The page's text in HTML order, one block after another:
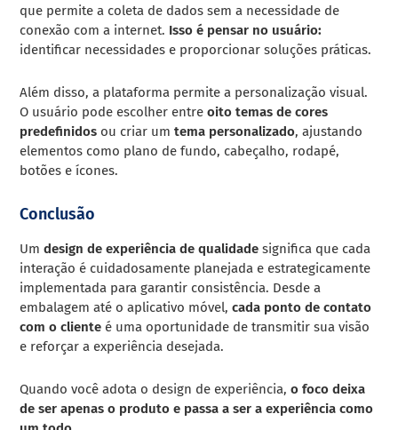
que permite a coleta de dados sem a necessidade de
conexão com a internet. Isso é pensar no usuário:
identificar necessidades e proporcionar soluções práticas.
Além disso, a plataforma permite a personalização visual.
O usuário pode escolher entreoito temas de cores
predefinidos ou criar umtema personalizado, ajustando
elementos como plano de fundo, cabeçalho, rodapé,
botões e ícones.
Conclusão
Umdesign de experiência de qualidade significa que cada
interação é cuidadosamente planejada e estrategicamente
implementada para garantir consistência. Desde a
embalagem até o aplicativo móvel,cada ponto de contato
com o cliente é uma oportunidade de transmitir sua visão
e reforçar a experiência desejada.
Quando você adota o design de experiência,o foco deixa
de ser apenas o produto e passa a ser a experiência como